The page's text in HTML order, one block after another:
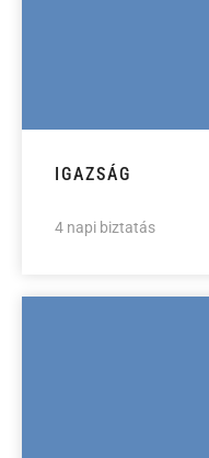
IGAZSÁG
4 napi biztatás